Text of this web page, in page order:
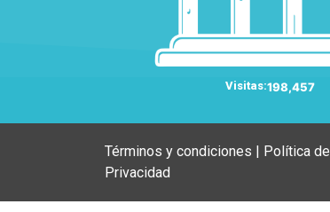
Visitas:198,457
Términos y condiciones | Política de
Privacidad